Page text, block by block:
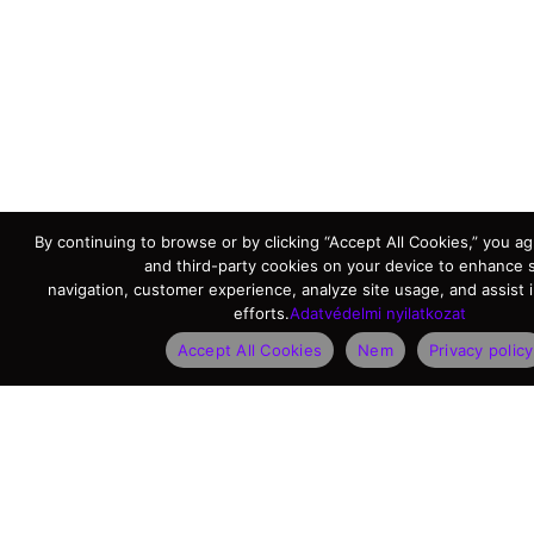
By continuing to browse or by clicking “Accept All Cookies,” you
and third-party cookies on your device to enhance
navigation, customer experience, analyze site usage, and assist
efforts.Adatvédelmi nyilatkozat
Accept All Cookies
Nem Privacy policy